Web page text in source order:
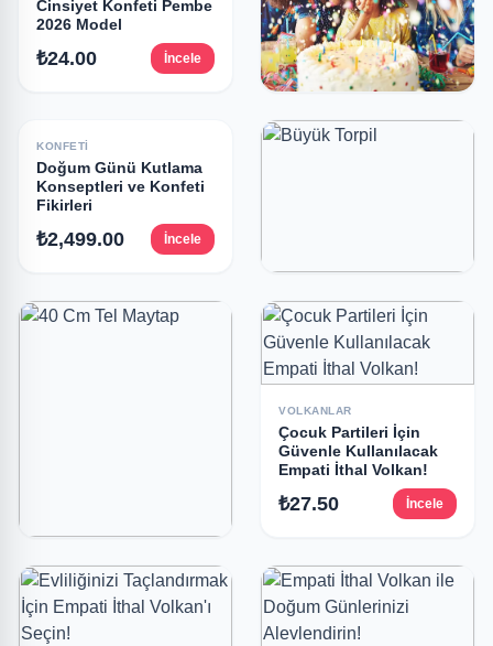
Cinsiyet Konfeti Pembe
2026 Model
₺24.00 İncele
En Popüler Doğum
KONFETI
Doğum Günü Kutlama
Konseptleri ve Konfeti
Fikirleri
₺2,499.00 İncele
Büyük Torpil
₺599.00
40 Cm Tel Maytap
₺6.00
VOLKANLAR
Çocuk Partileri İçin
Güvenle Kullanılacak
Empati İthal Volkan!
₺27.50 İncele